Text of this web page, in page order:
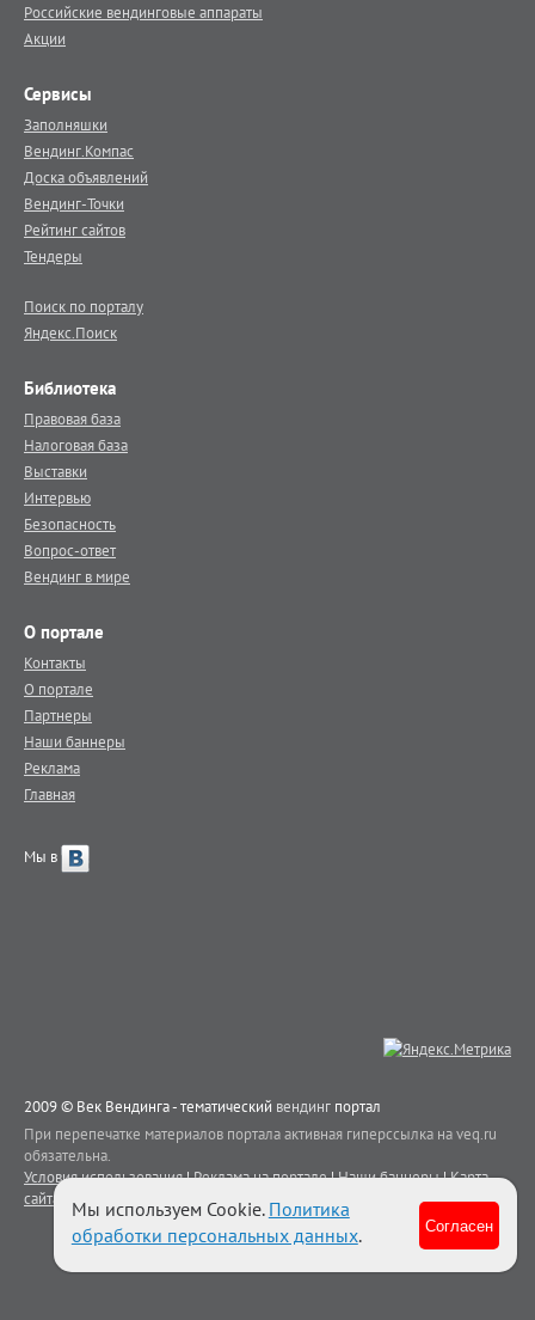
Российские вендинговые аппараты
Акции
Сервисы
Заполняшки
Вендинг.Компас
Доска объявлений
Вендинг-Точки
Рейтинг сайтов
Тендеры
Поиск по порталу
Яндекс.Поиск
Библиотека
Правовая база
Налоговая база
Выставки
Интервью
Безопасность
Вопрос-ответ
Вендинг в мире
О портале
Контакты
О портале
Партнеры
Наши баннеры
Реклама
Главная
Мы в
2009 © Век Вендинга - тематический вендинг портал
При перепечатке материалов портала активная гиперссылка на veq.ru
обязательна.
Условия использования|Реклама на портале|Наши баннеры|Карта
сайта
Контакты
Мы используем Cookie. Политика
обработки персональных данных. Согласен